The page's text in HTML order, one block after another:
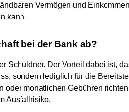
Vermögen und
kann.
bei der Bank ab?
Schuldner. Der Vorteil dabei ist,
sondern lediglich für die
oder monatlichen Gebühren
Ausfallrisiko.